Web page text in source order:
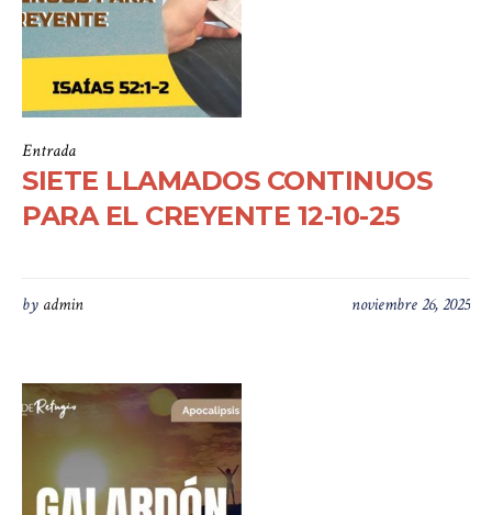
Entrada
SIETE LLAMADOS CONTINUOS
PARA EL CREYENTE 12-10-25
noviembre 26, 2025
by admin